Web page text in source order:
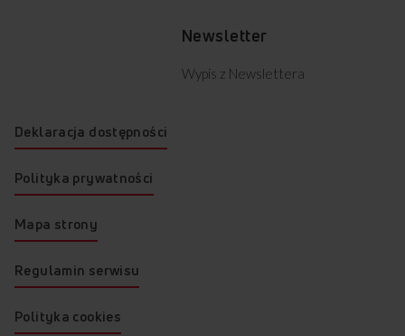
Newsletter
Wypis z Newslettera
Deklaracja dostępności
Polityka prywatności
Mapa strony
Regulamin serwisu
Polityka cookies